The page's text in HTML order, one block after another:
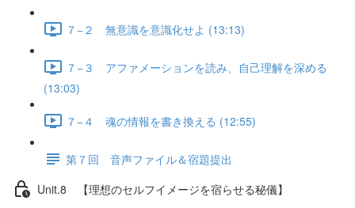
７−２ 無意識を意識化せよ (13:13)
７−３ アファメーションを読み、自己理解を深める
(13:03)
７−４ 魂の情報を書き換える (12:55)
第７回 音声ファイル＆宿題提出
Unit.8 【理想のセルフイメージを宿らせる秘儀】